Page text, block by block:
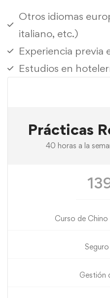
Otros idiomas
italiano, etc.)
Experiencia previa
Estudios en
Prácticas
40 horas a la
Curso de Chino
Gestión